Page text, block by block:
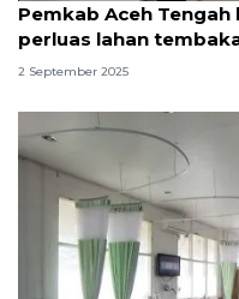
Pemkab Aceh
perluas lahan
2 September 2025